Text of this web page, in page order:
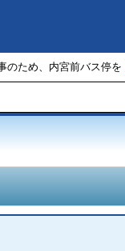
のため、内宮前バス停を